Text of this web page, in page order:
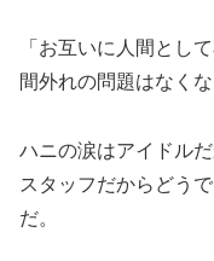
「お互いに人間とし
間外れの問題はなく
ハニの涙はアイドル
スタッフだからどう
だ。